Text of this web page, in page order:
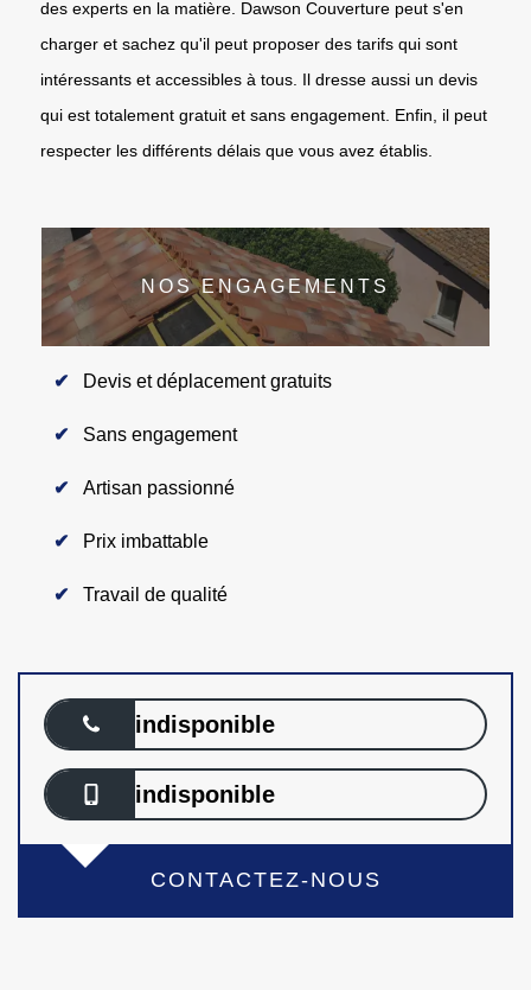
des experts en la matière. Dawson Couverture peut s'en
charger et sachez qu'il peut proposer des tarifs qui sont
intéressants et accessibles à tous. Il dresse aussi un devis
qui est totalement gratuit et sans engagement. Enfin, il peut
respecter les différents délais que vous avez établis.
NOS ENGAGEMENTS
Devis et déplacement gratuits
Sans engagement
Artisan passionné
Prix imbattable
Travail de qualité
indisponible
indisponible
CONTACTEZ-NOUS